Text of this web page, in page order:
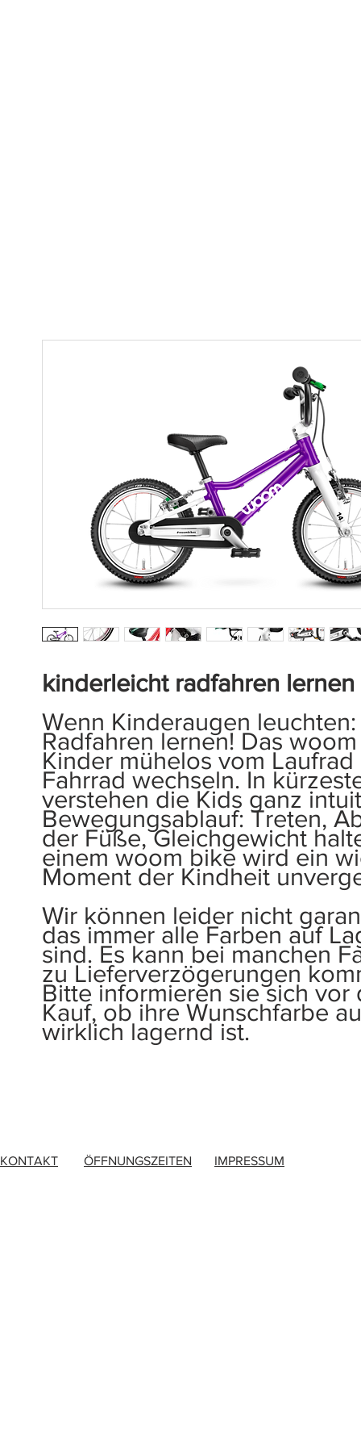
kinderleicht radfahren lernen
Wenn Kinderaugen
Radfahren lernen! Das
Kinder mühelos vom Laufrad
Fahrrad wechseln. In
verstehen die Kids ganz
Bewegungsablauf: Treten,
der Füße, Gleichgewicht
einem woom bike wird ein
Moment der Kindheit
Wir können leider nicht
das immer alle Farben auf
sind. Es kann bei manchen
zu Lieferverzögerungen
Bitte informieren sie sich vor
Kauf, ob ihre Wunschfarbe
wirklich lagernd ist.
KONTAKT ÖFFNUNGSZEITEN IMPRESSUM